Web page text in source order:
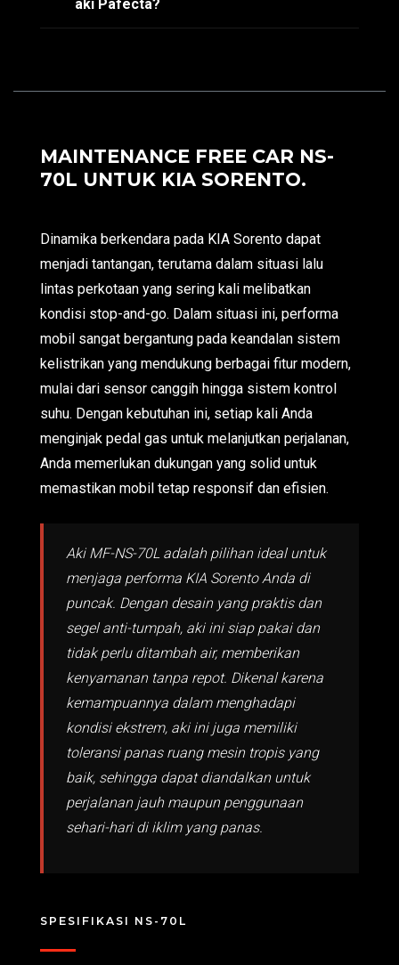
aki Pafecta?
MAINTENANCE FREE CAR NS-
70L UNTUK KIA SORENTO.
Dinamika berkendara pada KIA Sorento dapat
menjadi tantangan, terutama dalam situasi lalu
lintas perkotaan yang sering kali melibatkan
kondisi stop-and-go. Dalam situasi ini, performa
mobil sangat bergantung pada keandalan sistem
kelistrikan yang mendukung berbagai fitur modern,
mulai dari sensor canggih hingga sistem kontrol
suhu. Dengan kebutuhan ini, setiap kali Anda
menginjak pedal gas untuk melanjutkan perjalanan,
Anda memerlukan dukungan yang solid untuk
memastikan mobil tetap responsif dan efisien.
Aki MF-NS-70L adalah pilihan ideal untuk
menjaga performa KIA Sorento Anda di
puncak. Dengan desain yang praktis dan
segel anti-tumpah, aki ini siap pakai dan
tidak perlu ditambah air, memberikan
kenyamanan tanpa repot. Dikenal karena
kemampuannya dalam menghadapi
kondisi ekstrem, aki ini juga memiliki
toleransi panas ruang mesin tropis yang
baik, sehingga dapat diandalkan untuk
perjalanan jauh maupun penggunaan
sehari-hari di iklim yang panas.
SPESIFIKASI NS-70L